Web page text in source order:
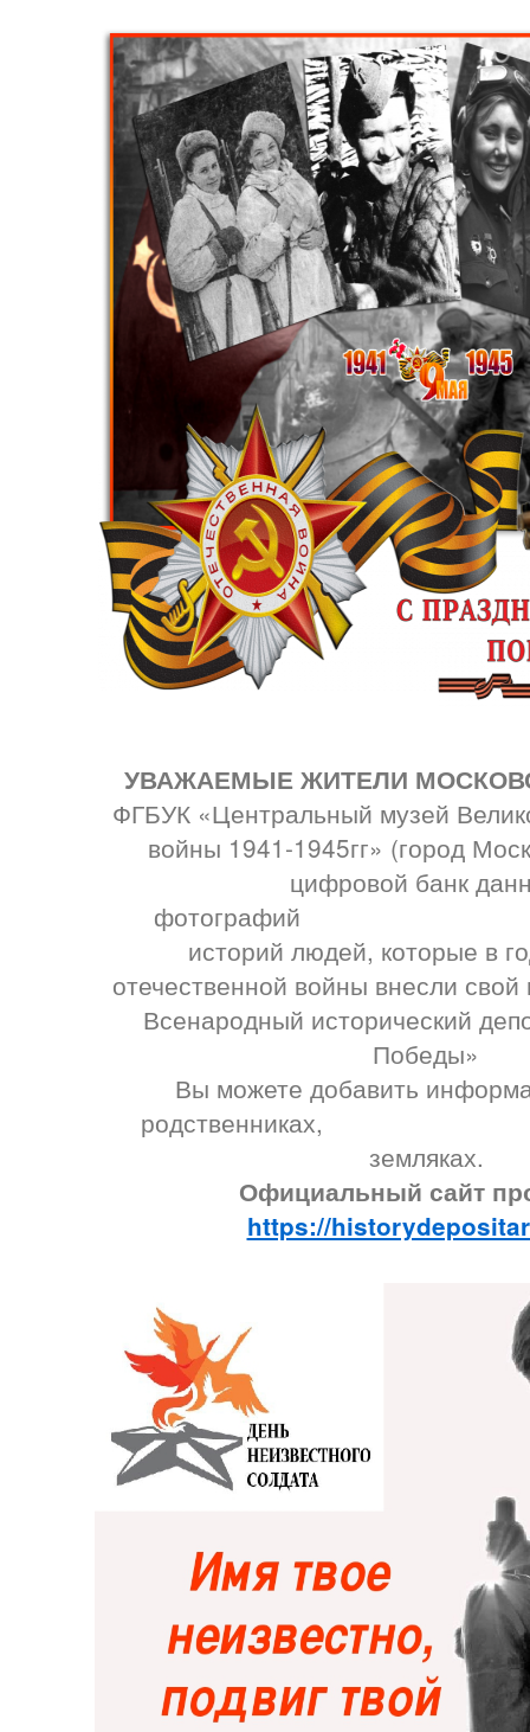
УВАЖАЕМЫЕ ЖИТЕЛИ
ФГБУК «Центральный музей
войны 1941-1945гг» (город
цифровой банк
фотографий и
историй людей, которые в
отечественной войны внесли
Всенародный исторический
Победы»
Вы можете добавить
родственниках,
земляках.
Официальный сайт
https://